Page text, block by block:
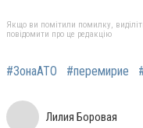
Якщо ви помітили помилку,
повідомити про це редакцію
#ЗонаАТО #перемирие
Лилия Боровая